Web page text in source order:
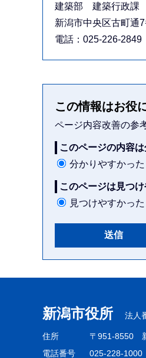
建築部 建築行政課
新潟市中央区古町
電話：025-226-
この情報はお役
ページ内容改善の参
このページの内容
分かりやすかった
このページは見つ
見つけやすかった
こ
ま
で
新潟市役所 法人
住所 〒951-8550
電話番号
025-228-1000